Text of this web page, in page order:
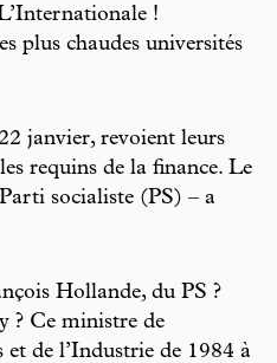
!
plus chaudes universités
janvier, revoient leurs
requins de la finance. Le
socialiste (PS) – a
Hollande, du PS ?
? Ce ministre de
et de l’Industrie de 1984 à